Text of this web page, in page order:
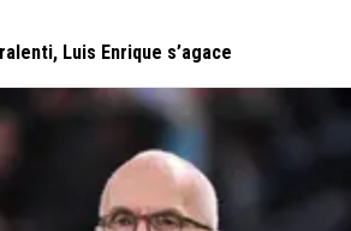
Luis Enrique s’agace